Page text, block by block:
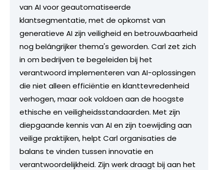
van AI voor geautomatiseerde
klantsegmentatie, met de opkomst van
generatieve AI zijn veiligheid en betrouwbaarheid
nog belángrijker thema's geworden. Carl zet zich
in om bedrijven te begeleiden bij het
verantwoord implementeren van AI-oplossingen
die niet alleen efficiëntie en klanttevredenheid
verhogen, maar ook voldoen aan de hoogste
ethische en veiligheidsstandaarden. Met zijn
diepgaande kennis van AI en zijn toewijding aan
veilige praktijken, helpt Carl organisaties de
balans te vinden tussen innovatie en
verantwoordelijkheid. Zijn werk draagt bij aan het